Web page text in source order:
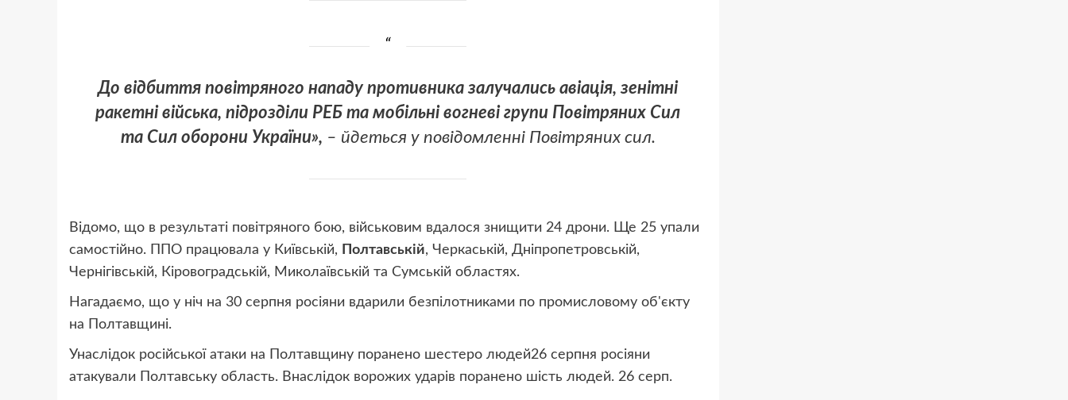
До відбиття повітряного нападу противника залучались авіація, зенітні
ракетні війська, підрозділи РЕБ та мобільні вогневі групи Повітряних Сил
та Сил оборони України», – йдеться у повідомленні Повітряних сил.
Відомо, що в результаті повітряного бою, військовим вдалося знищити 24 дрони. Ще 25 упали
самостійно. ППО працювала у Київській,
Полтавській, Черкаській, Дніпропетровській,
Чернігівській, Кіровоградській, Миколаївській та Сумській областях.
Нагадаємо, що у ніч на 30 серпня росіяни вдарили безпілотниками по промисловому об'єкту
на Полтавщині.
Унаслідок російської атаки на Полтавщину поранено шестеро людей26 серпня росіяни
атакували Полтавську область. Внаслідок ворожих ударів поранено шість людей. 26 серп.